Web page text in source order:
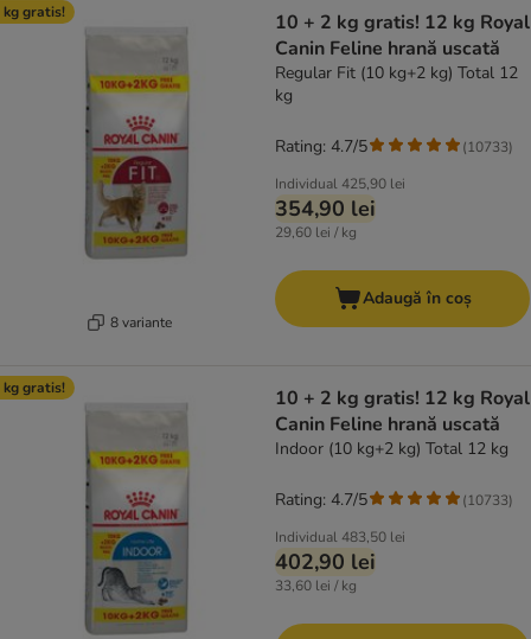
kg gratis!
8 variante
10 + 2 kg gratis! 12 kg Royal
Canin Feline hrană uscată
Regular Fit (10 kg+2 kg) Total 12
kg
Individual425,90 lei
354,90 lei
29,60 lei / kg
Rating: 4.7/5 (10733)
Adaugă în coș
kg gratis!
10 + 2 kg gratis! 12 kg Royal
Canin Feline hrană uscată
Indoor (10 kg+2 kg) Total 12 kg
Individual483,50 lei
402,90 lei
33,60 lei / kg
Rating: 4.7/5 (10733)